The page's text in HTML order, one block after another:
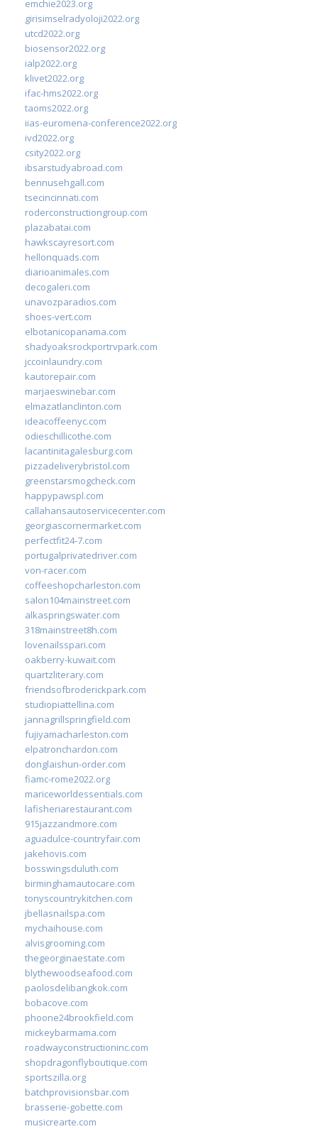
emchie2023.org
girisimselradyoloji2022.org
utcd2022.org
biosensor2022.org
ialp2022.org
klivet2022.org
ifac-hms2022.org
taoms2022.org
iias-euromena-conference2022.org
ivd2022.org
csity2022.org
ibsarstudyabroad.com
bennusehgall.com
tsecincinnati.com
roderconstructiongroup.com
plazabatai.com
hawkscayresort.com
hellonquads.com
diarioanimales.com
decogaleri.com
unavozparadios.com
shoes-vert.com
elbotanicopanama.com
shadyoaksrockportrvpark.com
jccoinlaundry.com
kautorepair.com
marjaeswinebar.com
elmazatlanclinton.com
ideacoffeenyc.com
odieschillicothe.com
lacantinitagalesburg.com
pizzadeliverybristol.com
greenstarsmogcheck.com
happypawspl.com
callahansautoservicecenter.com
georgiascornermarket.com
perfectfit24-7.com
portugalprivatedriver.com
von-racer.com
coffeeshopcharleston.com
salon104mainstreet.com
alkaspringswater.com
318mainstreet8h.com
lovenailsspari.com
oakberry-kuwait.com
quartzliterary.com
friendsofbroderickpark.com
studiopiattellina.com
jannagrillspringfield.com
fujiyamacharleston.com
elpatronchardon.com
donglaishun-order.com
fiamc-rome2022.org
mariceworldessentials.com
lafisheriarestaurant.com
915jazzandmore.com
aguadulce-countryfair.com
jakehovis.com
bosswingsduluth.com
birminghamautocare.com
tonyscountrykitchen.com
jbellasnailspa.com
mychaihouse.com
alvisgrooming.com
thegeorginaestate.com
blythewoodseafood.com
paolosdelibangkok.com
bobacove.com
phoone24brookfield.com
mickeybarmama.com
roadwayconstructioninc.com
shopdragonflyboutique.com
sportszilla.org
batchprovisionsbar.com
brasserie-gobette.com
musicrearte.com